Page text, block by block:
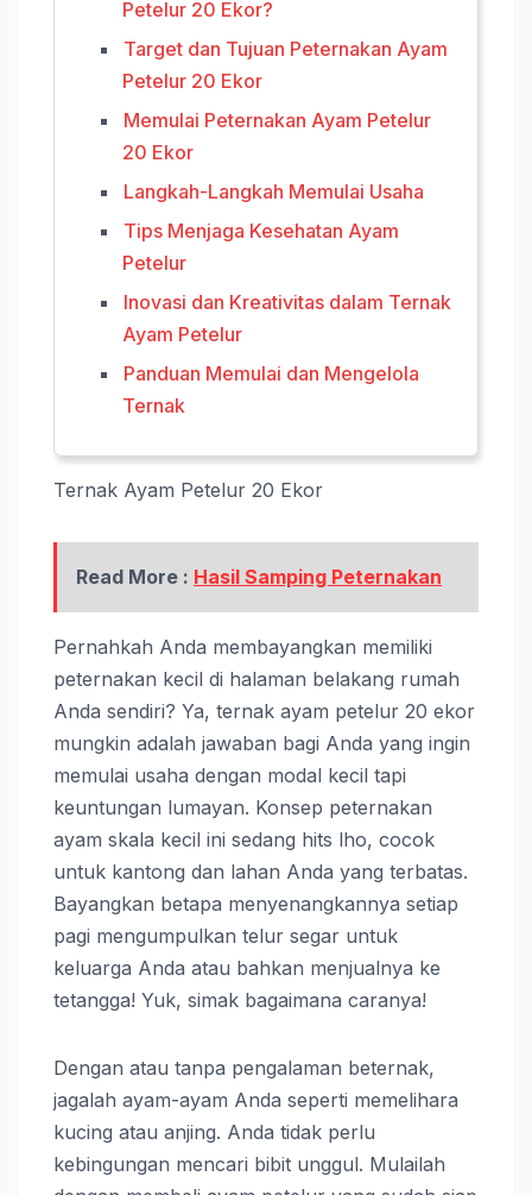
Petelur 20 Ekor?
Target dan Tujuan Peternakan Ayam
Petelur 20 Ekor
Memulai Peternakan Ayam Petelur
20 Ekor
Langkah-Langkah Memulai Usaha
Tips Menjaga Kesehatan Ayam
Petelur
Inovasi dan Kreativitas dalam Ternak
Ayam Petelur
Panduan Memulai dan Mengelola
Ternak
Ternak Ayam Petelur 20 Ekor
Read More : Hasil Samping Peternakan
Pernahkah Anda membayangkan memiliki
peternakan kecil di halaman belakang rumah
Anda sendiri? Ya, ternak ayam petelur 20 ekor
mungkin adalah jawaban bagi Anda yang ingin
memulai usaha dengan modal kecil tapi
keuntungan lumayan. Konsep peternakan
ayam skala kecil ini sedang hits lho, cocok
untuk kantong dan lahan Anda yang terbatas.
Bayangkan betapa menyenangkannya setiap
pagi mengumpulkan telur segar untuk
keluarga Anda atau bahkan menjualnya ke
tetangga! Yuk, simak bagaimana caranya!
Dengan atau tanpa pengalaman beternak,
jagalah ayam-ayam Anda seperti memelihara
kucing atau anjing. Anda tidak perlu
kebingungan mencari bibit unggul. Mulailah